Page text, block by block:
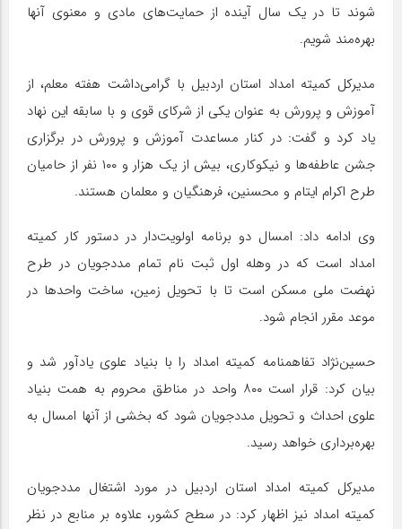
شوند تا در یک سال آینده از حمایت‌های مادی و معنوی آنها
بهره‌مند شویم.
مدیرکل کمیته امداد استان اردبیل با گرامی‌داشت هفته معلم، از
آموزش و پرورش به عنوان یکی از شرکای قوی و با سابقه اين نهاد
یاد کرد و گفت: در کنار مساعدت آموزش و پرورش در برگزاری
جشن عاطفه‌ها و نیکوکاری، بیش از یک هزار و ۱۰۰ نفر از حامیان
طرح اکرام ایتام و محسنین، فرهنگیان و معلمان هستند.
وی ادامه داد: امسال دو برنامه اولویت‌دار در دستور کار کمیته
امداد است که در وهله اول ثبت نام تمام مددجویان در طرح
نهضت ملی مسکن است تا با تحویل زمین، ساخت واحدها در
موعد مقرر انجام شود.
حسين‌نژاد تفاهمنامه کمیته امداد را با بنیاد علوی یادآور شد و
بیان کرد: قرار است ۸۰۰ واحد در مناطق محروم به همت بنیاد
علوی احداث و تحویل مددجویان شود که بخشی از آنها امسال به
بهره‌برداری خواهد رسید.
مدیرکل کمیته امداد استان اردبیل در مورد اشتغال مددجویان
کمیته امداد نیز اظهار کرد: در سطح کشور، علاوه بر منابع در نظر